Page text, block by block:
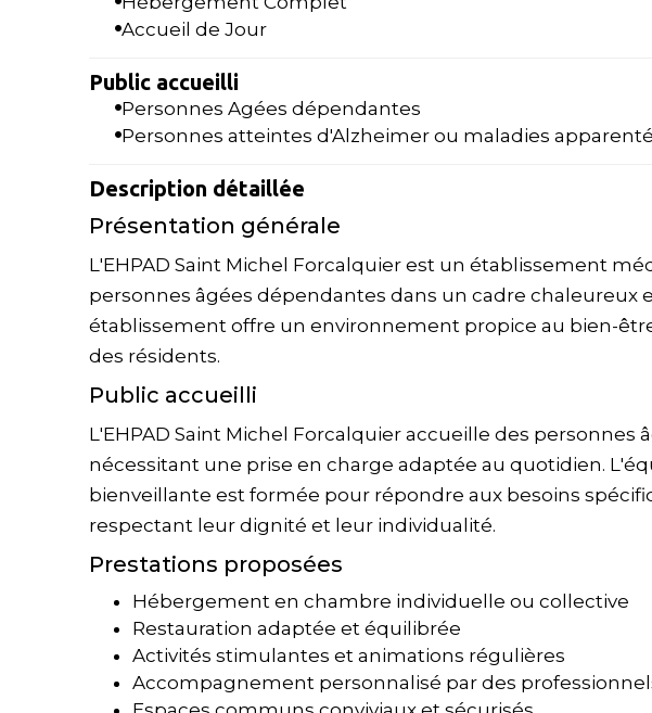
Accueil de Jour
Public accueilli
Personnes Agées dépendantes
Personnes atteintes d'Alzheimer ou maladies
Description détaillée
Présentation générale
L'EHPAD Saint Michel Forcalquier est un établissement
personnes âgées dépendantes dans un cadre chaleureux
établissement offre un environnement propice au bien-
des résidents.
Public accueilli
L'EHPAD Saint Michel Forcalquier accueille des personnes
nécessitant une prise en charge adaptée au quotidien.
bienveillante est formée pour répondre aux besoins
respectant leur dignité et leur individualité.
Prestations proposées
Hébergement en chambre individuelle ou collective
Restauration adaptée et équilibrée
Activités stimulantes et animations régulières
Accompagnement personnalisé par des